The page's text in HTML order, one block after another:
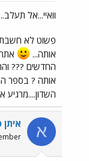
וואיי...אל
אותה...
החדשים ???
אותה ? בספר
השדון....מרגיע
א איתן